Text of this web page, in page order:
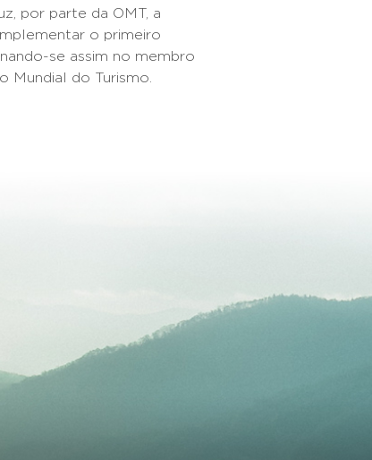
por parte da OMT, a
o primeiro
se assim no membro
Mundial do Turismo.